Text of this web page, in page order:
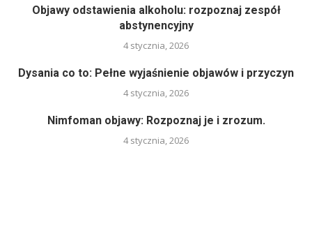
Objawy odstawienia alkoholu: rozpoznaj zespół
abstynencyjny
4 stycznia, 2026
Dysania co to: Pełne wyjaśnienie objawów i przyczyn
4 stycznia, 2026
Nimfoman objawy: Rozpoznaj je i zrozum.
4 stycznia, 2026